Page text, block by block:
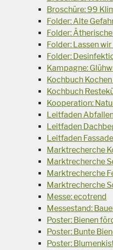
Broschüre: 99
Folder: Alte
Folder:
Folder: Lassen
Folder:
Kampagne:
Kochbuch
Kochbuch
Kooperation:
Leitfaden
Leitfaden
Leitfaden
Marktrecherche
Marktrecherche
Marktrecherche
Marktrecherche
Messe: ecotrend
Messestand:
Poster: Bienen
Poster: Bunte
Poster: